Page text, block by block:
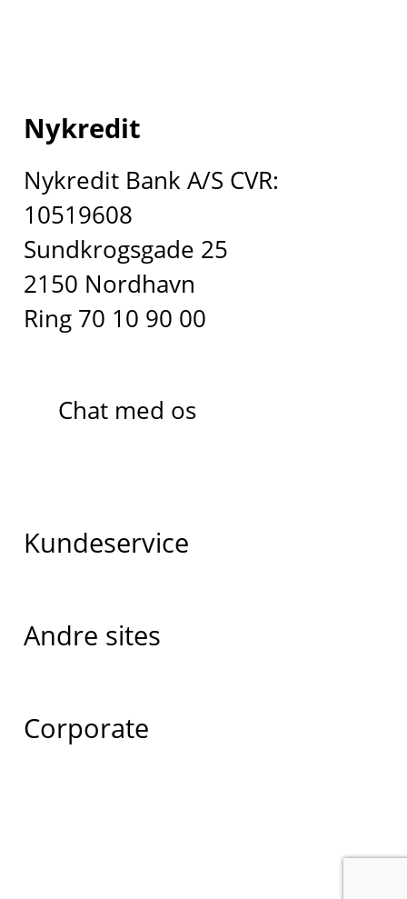
Nykredit
Nykredit Bank A/S CVR:
10519608
Sundkrogsgade 25
2150 Nordhavn
Ring 70 10 90 00
Chat med os
Kundeservice
Andre sites
Corporate